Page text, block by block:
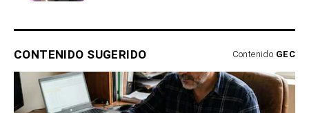
CONTENIDO SUGERIDO Contenido GEC